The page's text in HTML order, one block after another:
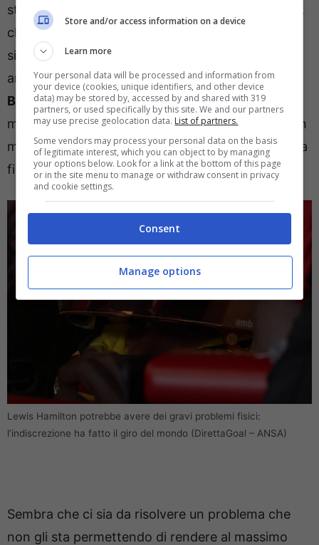
stata svelata la reale causa della crisi di
,
che potrebbe non essere solo legata alla
situazione tecnica.
ammesso comeSir Lewissia statoavvistato a
Barcellonadiverse volte nell’ultimo periodo. La
motivazione sarebbe legata ad alcune visite da un
medico specialista, per risolvere una problematica
fisica, non specificata.
Lewis Hamilton potrebbe avere dei gravi problemi fisici:
l’indiscrezione ha fatto il giro del mondo (DirettaGoal – ANSA)
Sembra che ci sia da risolvere un problema che
non gli sta permettendo di rendere al massimo
Store and/or access information on a device
Learn more
Your personal data will be processed and information from
your device (cookies, unique identifiers, and other device
data) may be stored by, accessed by and shared with 319
partners, or used specifically by this site. We and our partners
may use precise geolocation data. List of partners.
Some vendors may process your personal data on the basis
of legitimate interest, which you can object to by managing
your options below. Look for a link at the bottom of this page
or in the site menu to manage or withdraw consent in privacy
and cookie settings.
Consent
Manage options